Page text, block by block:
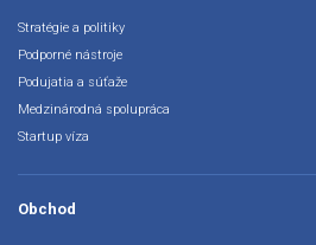
Stratégie a politiky
Podporné nástroje
Podujatia a súťaže
Medzinárodná spolupráca
Startup víza
Obchod